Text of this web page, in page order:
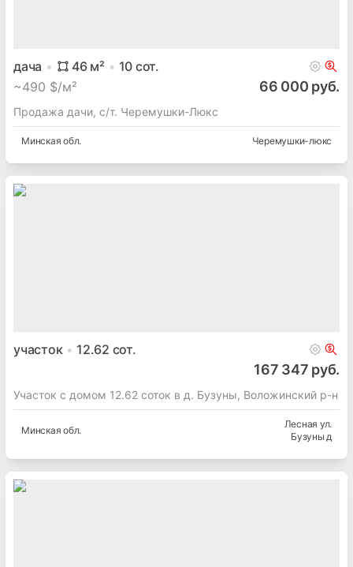
дача 46м² 10 сот.
~490 $/м² 66 000 руб.
Продажа дачи, с/т. Черемушки-Люкс
Минская обл. Черемушки-люкс
участок 12.62 сот.
167 347 руб.
Участок с домом 12.62 соток в д. Бузуны, Воложинский р-н
Минская обл.
Лесная ул.
Бузуны д